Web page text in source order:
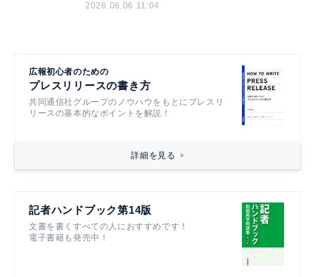
2026.08.06 11:04
広報初心者のための
プレスリリースの書き方
共同通信社グループのノウハウをもとにプレスリ
リースの基本的なポイントを解説！
詳細を見る
記者ハンドブック第14版
文書を書くすべての人におすすめです！
電子書籍も発売中！